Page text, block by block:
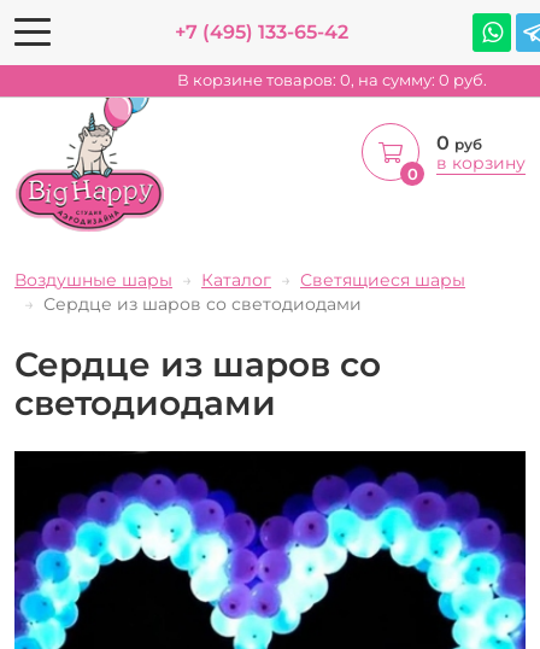
+7 (495) 133-65-42
В корзине товаров: 0, на сумму: 0 руб.
0
0 руб
в корзину
Воздушные шары Каталог
Светящиеся шары
Сердце из шаров со светодиодами
Сердце из шаров со
светодиодами